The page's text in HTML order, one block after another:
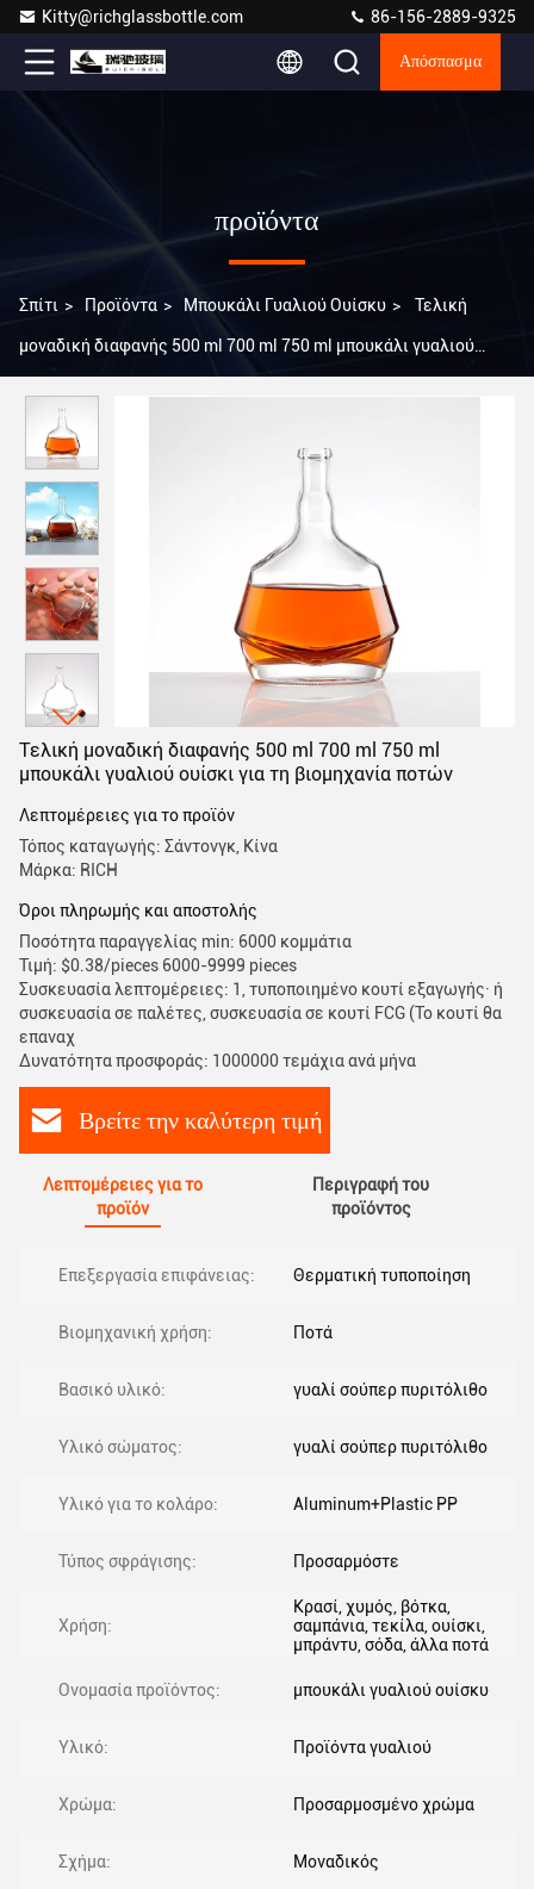
Kitty@richglassbottle.com 86-156-2889-9325
Απόσπασμα
προϊόντα
Σπίτι > Προϊόντα > Μπουκάλι Γυαλιού Ουίσκυ > Τελική
μοναδική διαφανής 500 ml 700 ml 750 ml μπουκάλι γυαλιού
Τελική μοναδική διαφανής 500 ml 700 ml 750 ml
μπουκάλι γυαλιού ουίσκι για τη βιομηχανία ποτών
Λεπτομέρειες για το προϊόν
Τόπος καταγωγής: Σάντονγκ, Κίνα
Μάρκα: RICH
Όροι πληρωμής και αποστολής
Ποσότητα παραγγελίας min: 6000 κομμάτια
Τιμή: $0.38/pieces 6000-9999 pieces
Συσκευασία λεπτομέρειες: 1, τυποποιημένο κουτί εξαγωγής· ή
συσκευασία σε παλέτες, συσκευασία σε κουτί FCG (Το κουτί θα
επαναχ
Δυνατότητα προσφοράς: 1000000 τεμάχια ανά μήνα
Βρείτε την καλύτερη τιμή
Λεπτομέρειες για το
προϊόν
Περιγραφή του
προϊόντος
Επεξεργασία επιφάνειας: Θερματική τυποποίηση
Βιομηχανική χρήση: Ποτά
Βασικό υλικό: γυαλί σούπερ πυριτόλιθο
Υλικό σώματος: γυαλί σούπερ πυριτόλιθο
Υλικό για το κολάρο: Aluminum+Plastic PP
Τύπος σφράγισης: Προσαρμόστε
Χρήση:
Κρασί, χυμός, βότκα,
σαμπάνια, τεκίλα, ουίσκι,
μπράντυ, σόδα, άλλα ποτά
Ονομασία προϊόντος: μπουκάλι γυαλιού ουίσκυ
Υλικό: Προϊόντα γυαλιού
Χρώμα: Προσαρμοσμένο χρώμα
Σχήμα: Μοναδικός